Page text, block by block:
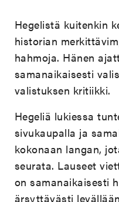
Hegelistä kuitenkin
historian
hahmoja. Hänen
samanaikaisesti
valistuksen kritiikki.
Hegeliä lukiessa
sivukaupalla ja
kokonaan langan,
seurata. Lauseet
on samanaikaisesti
ärsyttävästi